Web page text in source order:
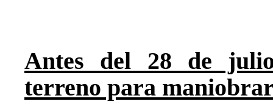
Antes del 28 de
terreno para